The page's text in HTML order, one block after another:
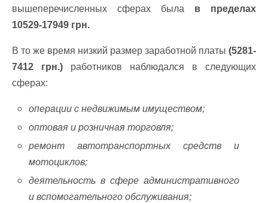
вышеперечисленных сферах была в пределах
10529-17949 грн.
В то же время низкий размер заработной платы (5281-
7412 грн.) работников наблюдался в следующих
сферах:
операции с недвижимым имуществом;
оптовая и розничная торговля;
ремонт автотранспортных средств и
мотоциклов;
деятельность в сфере административного
и вспомогательного обслуживания;